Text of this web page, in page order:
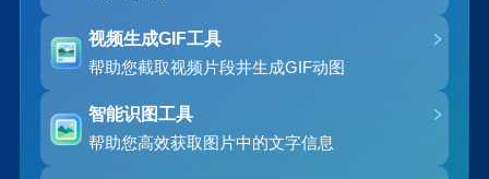
视频生成GIF工具
帮助您截取视频片段井生成GIF动图
智能识图工具
帮助您高效获取图片中的文字信息